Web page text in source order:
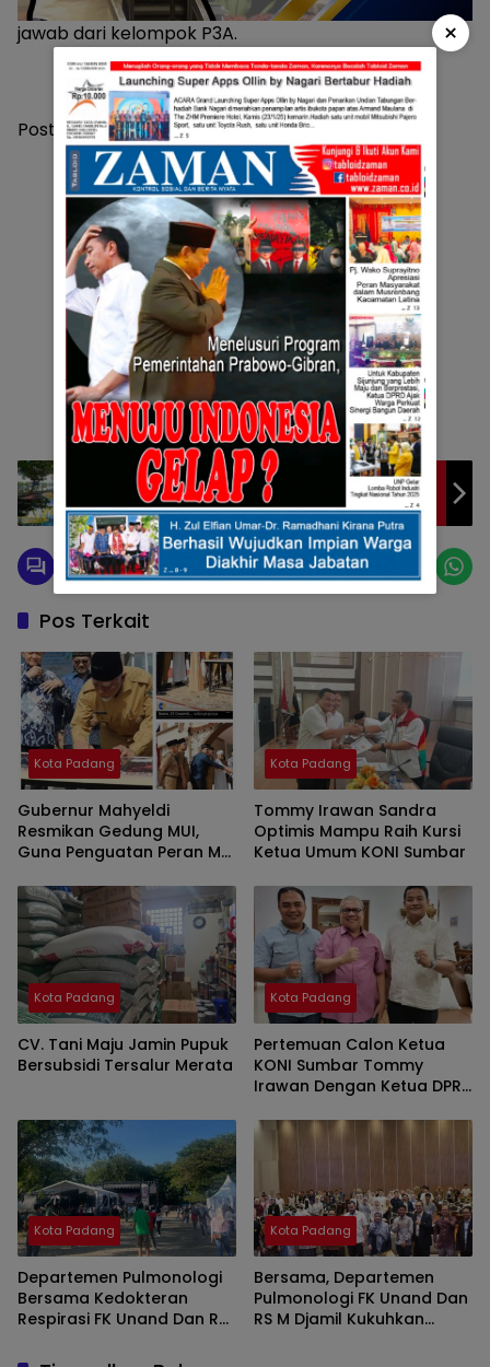
jawab dari kelompok P3A.
Post Views:317
Dalam Rangka Peringati Nataru, BWS
Sumatera V Padang Ajak Masyarakat
Maksimalkan Potensi Wisata Daerah
Pos Terkait
Kota Padang
Gubernur Mahyeldi
Resmikan Gedung MUI,
Guna Penguatan Peran MUI
Umat
Kota Padang
Tommy Irawan Sandra
Optimis Mampu Raih Kursi
Ketua Umum KONI Sumbar
Kota Padang
CV. Tani Maju Jamin Pupuk
Bersubsidi Tersalur Merata
Kota Padang
Pertemuan Calon Ketua
KONI Sumbar Tommy
Irawan Dengan Ketua DPRD
Kekeluargaan
Kota Padang
Departemen Pulmonologi
Bersama Kedokteran
Respirasi FK Unand Dan RS
Senam ” Paru Sehat ” Dan
Kota Padang
Bersama, Departemen
Pulmonologi FK Unand Dan
RS M Djamil Kukuhkan
×